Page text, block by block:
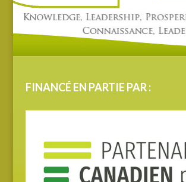
FINANCÉ EN PARTIE PAR :